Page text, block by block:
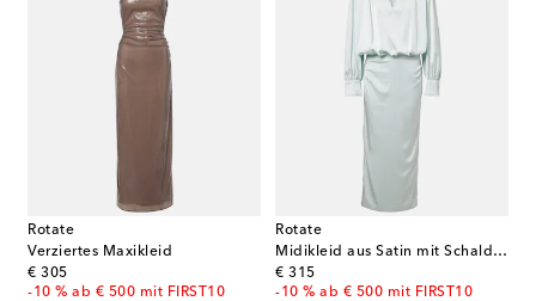
Rotate
Verziertes Maxikleid
€ 305
original price
-10 % ab € 500 mit FIRST10
Rotate
Midikleid aus Satin mit Schaldetail
€ 315
original price
-10 % ab € 500 mit FIRST10